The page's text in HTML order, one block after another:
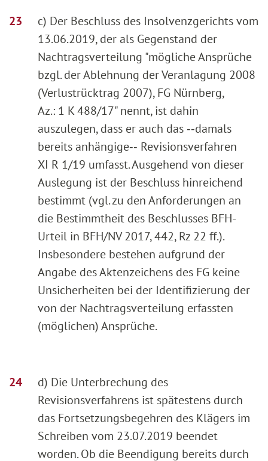
c) Der Beschluss des Insolvenzgerichts vom
13.06.2019, der als Gegenstand der
Nachtragsverteilung "mögliche Ansprüche
bzgl. der Ablehnung der Veranlagung 2008
(Verlustrücktrag 2007), FG Nürnberg,
Az.: 1 K 488/17" nennt, ist dahin
auszulegen, dass er auch das ‑‑damals
bereits anhängige‑‑ Revisionsverfahren
XI R 1/19 umfasst. Ausgehend von dieser
Auslegung ist der Beschluss hinreichend
bestimmt (vgl. zu den Anforderungen an
die Bestimmtheit des Beschlusses BFH-
Urteil in BFH/NV 2017, 442, Rz 22 ff.).
Insbesondere bestehen aufgrund der
Angabe des Aktenzeichens des FG keine
Unsicherheiten bei der Identifizierung der
von der Nachtragsverteilung erfassten
(möglichen) Ansprüche.
d) Die Unterbrechung des
Revisionsverfahrens ist spätestens durch
das Fortsetzungsbegehren des Klägers im
Schreiben vom 23.07.2019 beendet
worden. Ob die Beendigung bereits durch